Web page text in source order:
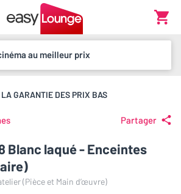
au meilleur prix
LA GARANTIE DES PRIX BAS
Partager
Blanc laqué - Enceintes
(Pièce et Main d’œuvre)